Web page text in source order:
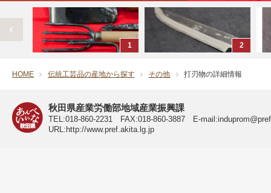
1 2
HOME 伝統工芸品の産地から探す その他 打刃物の詳細情報
秋田県 公式サイト
秋田県産業労働部地域産業振興課
TEL:018-860-2231 FAX:018-860-3887 E-
URL:http://www.pref.akita.lg.jp